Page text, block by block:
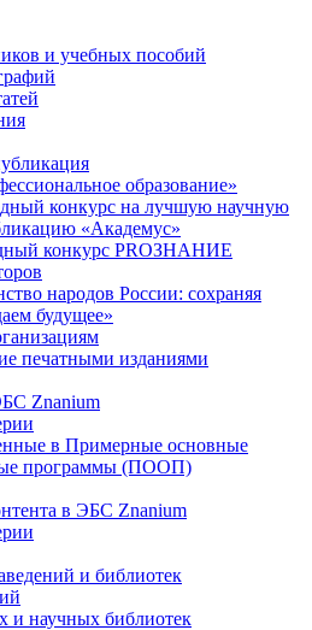
и учебных пособий
образование»
конкурс на лучшую научную
«Академус»
конкурс PROЗНАНИЕ
народов России: сохраняя
будущее»
печатными изданиями
Znanium
в Примерные основные
программы (ПООП)
в ЭБС Znanium
и библиотек
и научных библиотек